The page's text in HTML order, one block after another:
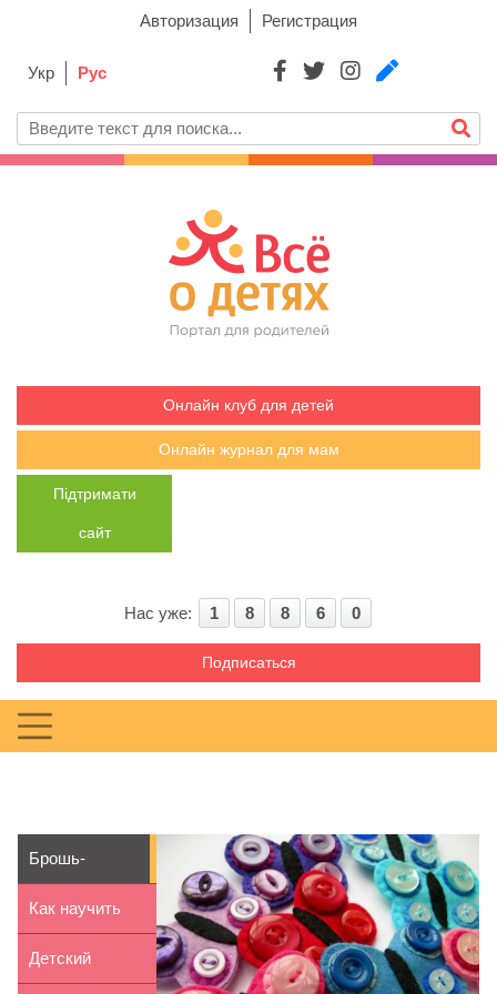
Авторизация Регистрация
Укр Рус
Онлайн клуб для детей
Онлайн журнал для мам
Підтримати
сайт
Нас уже: 1 8 8 6 0
Подписаться
Брошь-
бабочка из
фетра своими
Как научить
ребенка
Детский